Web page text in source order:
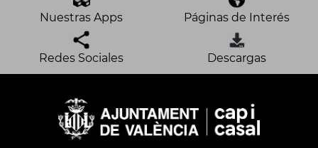
Nuestras Apps Páginas de Interés
Redes Sociales Descargas